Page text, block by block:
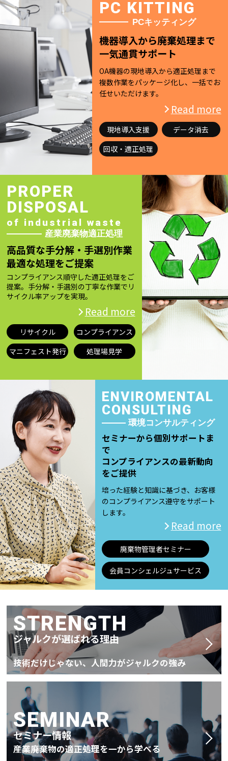
PC KITTING
PCキッティング
機器導入から廃棄処理まで
一気通貫サポート
OA機器の現地導入から適正処理まで
複数作業をパッケージ化し、一括でお
任せいただけます。
Read more
現地導入支援
データ消去
回収・適正処理
PROPER
DISPOSAL
of industrial waste
産業廃棄物適正処理
高品質な手分解・手選別作業
最適な処理をご提案
コンプライアンス順守した適正処理をご
提案。手分解・手選別の丁寧な作業でリ
サイクル率アップを実現。
Read more
リサイクル
コンプライアンス
マニフェスト発行
処理場見学
ENVIROMENTAL
CONSULTING
環境コンサルティング
セミナーから個別サポートま
で
コンプライアンスの最新動向
をご提供
培った経験と知識に基づき、お客様
のコンプライアンス遵守をサポート
します。
Read more
廃棄物管理者セミナー
会員コンシェルジュサービス
STRENGTH
ジャルクが選ばれる理由
技術だけじゃない、人間力がジャルクの強み
SEMINAR
セミナー情報
産業廃棄物の適正処理を一から学べる